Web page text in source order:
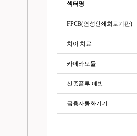
섹터명
FPCB(연성인쇄회로기판)
치아 치료
카메라모듈
신종플루 예방
금융자동화기기